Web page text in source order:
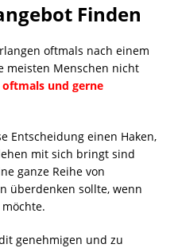
Finden
oftmals nach einem
meisten Menschen nicht
und gerne
Entscheidung einen Haken,
mit sich bringt sind
ganze Reihe von
überdenken sollte, wenn
genehmigen und zu